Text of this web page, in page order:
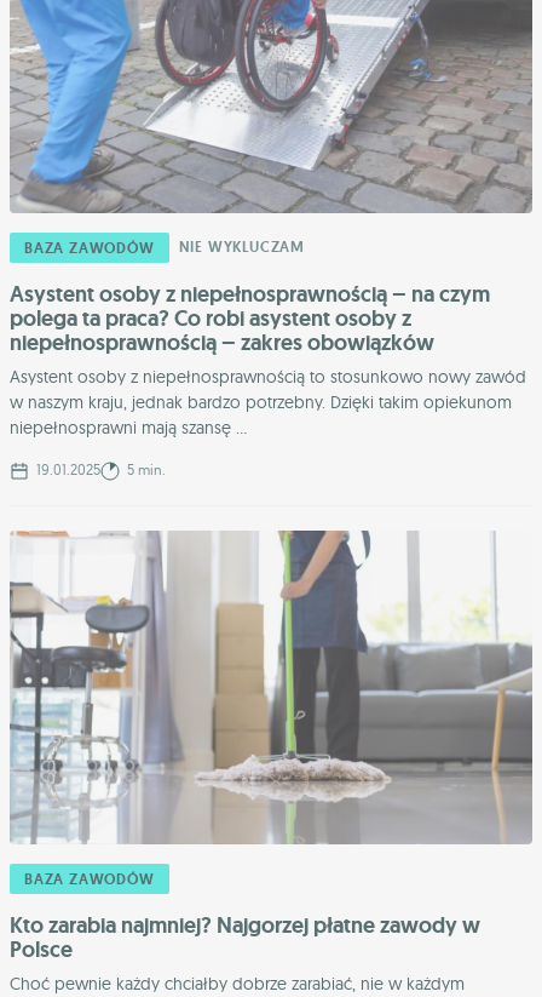
BAZA ZAWODÓW NIE WYKLUCZAM
Asystent osoby z niepełnosprawnością – na czym
polega ta praca? Co robi asystent osoby z
niepełnosprawnością – zakres obowiązków
Asystent osoby z niepełnosprawnością to stosunkowo nowy zawód
w naszym kraju, jednak bardzo potrzebny. Dzięki takim opiekunom
niepełnosprawni mają szansę ...
19.01.2025 5 min.
BAZA ZAWODÓW
Kto zarabia najmniej? Najgorzej płatne zawody w
Polsce
Choć pewnie każdy chciałby dobrze zarabiać, nie w każdym